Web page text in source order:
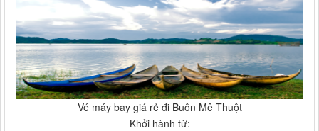
Vé máy bay giá rẻ đi Buôn Mê Thuột
Khởi hành từ: